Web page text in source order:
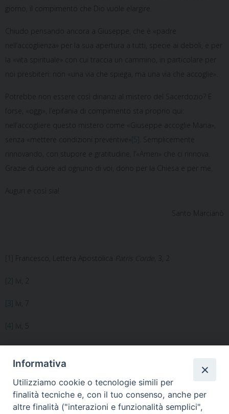
giorno, il compimento che Dio vuole elargire.
Chiudo pensando ancora a Giuseppe, che è «padre
nell’accoglienza» per la sua apertura a tutti, specie ai deboli, e per
la «vita spirituale» con cui traccia un cammino, in particolare per
noi presbiteri: non «una via che spiega, ma una via che accoglie».
Potrebbe non essere così dinanzi al mistero del Sacerdozio? E
forse, «oggi», l’epifania di compimento sta proprio qui:
nell’accogliere questo mistero come «Giuseppe accoglie Maria»,
senza «mettere condizioni preventive» [5] . Semplicemente
rinnovando, con stupore e gratitudine, l’«Amen» che ci rinnova.
Grazie di cuore ad ognuno di voi, dono per la Chiesa e per me.
Auguri e così sia!
Santo Marcianò
[1] Francesco, Lettera Apostolica , 3, 2
[2]
[3] Ivi, 7
[4] Ivi, 5
[5]Ivi, 4
Informativa
Utilizziamo cookie o tecnologie simili per
finalità tecniche e, con il tuo consenso, anche per
altre finalità ("interazioni e funzionalità semplici",